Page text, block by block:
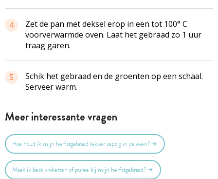
4
Zet de pan met deksel erop in een tot 100° C
voorverwarmde oven. Laat het gebraad zo 1 uur
traag garen.
5
Schik het gebraad en de groenten op een schaal.
Serveer warm.
Meer interessante vragen
Hoe houd ik mijn herfstgebraad lekker sappig in de oven?
Maak ik best kroketten of puree bij mijn herfstgebraad?